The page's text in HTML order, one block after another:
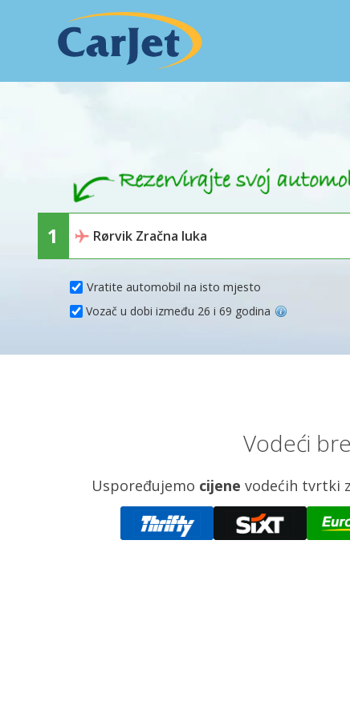
Vratite automobil na isto mjesto
Vozač u dobi između 26 i 69 godina
Vodeći
Uspoređujemo cijene vodećih tvrtki